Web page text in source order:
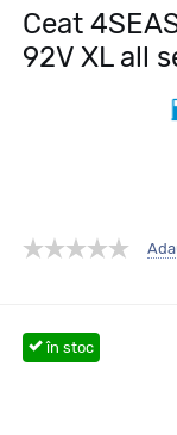
Ceat
92V XL all
în stoc